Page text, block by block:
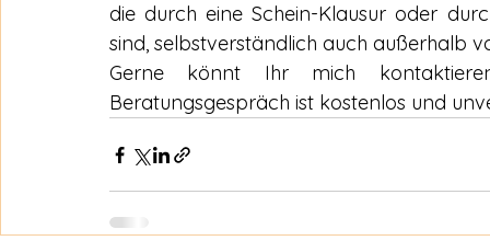
die durch eine Schein-Klausur oder
sind, selbstverständlich auch außerhalb
Gerne könnt Ihr mich
Beratungsgespräch ist kostenlos und